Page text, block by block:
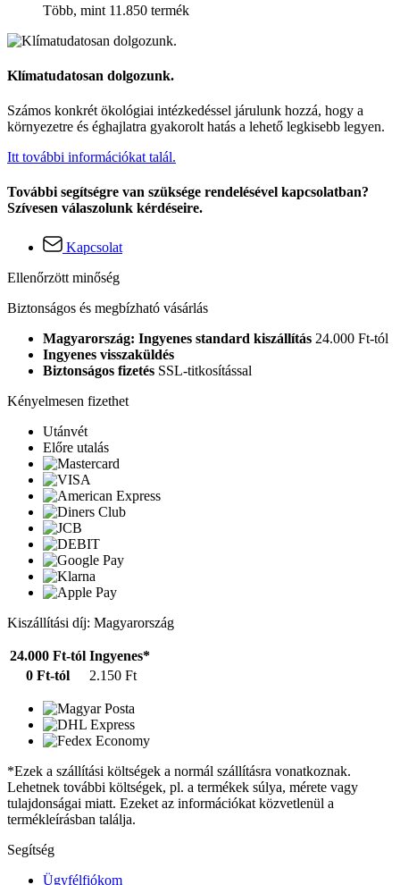
Több, mint 11.850 termék
Klímatudatosan dolgozunk.
Számos konkrét ökológiai intézkedéssel járulunk hozzá, hogy a
környezetre és éghajlatra gyakorolt hatás a lehető legkisebb legyen.
Itt további információkat talál.
További segítségre van szüksége rendelésével kapcsolatban?
Szívesen válaszolunk kérdéseire.
Kapcsolat
Ellenőrzött minőség
Biztonságos és megbízható vásárlás
Magyarország: Ingyenes standard kiszállítás 24.000 Ft-tól
Ingyenes visszaküldés
Biztonságos fizetés SSL-titkosítással
Kényelmesen fizethet
Utánvét
Előre utalás
Kiszállítási díj: Magyarország
24.000 Ft-tól Ingyenes*
0 Ft-tól
2.150 Ft
*Ezek a szállítási költségek a normál szállításra vonatkoznak.
Lehetnek további költségek, pl. a termékek súlya, mérete vagy
tulajdonságai miatt. Ezeket az információkat közvetlenül a
termékleírásban találja.
Segítség
Ügyfélfiókom